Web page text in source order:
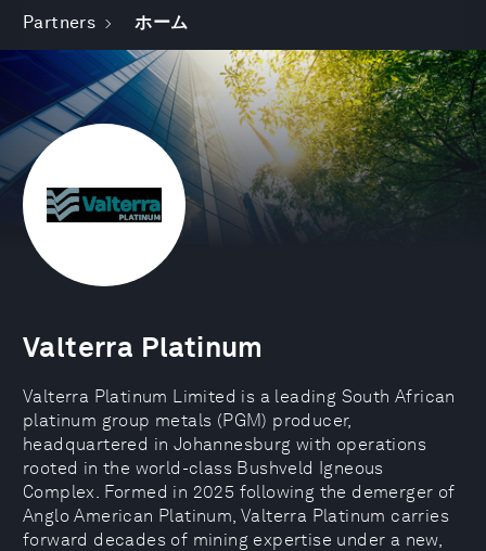
Partners ホーム
Valterra Platinum
Valterra Platinum Limited is a leading South African
platinum group metals (PGM) producer,
headquartered in Johannesburg with operations
rooted in the world-class Bushveld Igneous
Complex. Formed in 2025 following the demerger of
Anglo American Platinum, Valterra Platinum carries
forward decades of mining expertise under a new,